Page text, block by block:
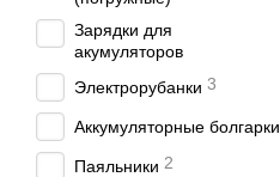
Зарядки для
акумуляторов
Электрорубанки 3
Аккумуляторные болгарки
Паяльники 2